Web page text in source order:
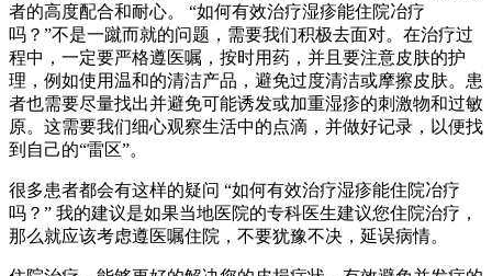
者的高度配合和耐心。 “如何有效治疗湿疹能住院冶疗
吗？”不是一蹴而就的问题，需要我们积极去面对。在治疗过
程中，一定要严格遵医嘱，按时用药，并且要注意皮肤的护
理，例如使用温和的清洁产品，避免过度清洁或摩擦皮肤。患
者也需要尽量找出并避免可能诱发或加重湿疹的刺激物和过敏
原。这需要我们细心观察生活中的点滴，并做好记录，以便找
到自己的“雷区”。
很多患者都会有这样的疑问 “如何有效治疗湿疹能住院冶疗
吗？” 我的建议是如果当地医院的专科医生建议您住院治疗，
那么就应该考虑遵医嘱住院，不要犹豫不决，延误病情。